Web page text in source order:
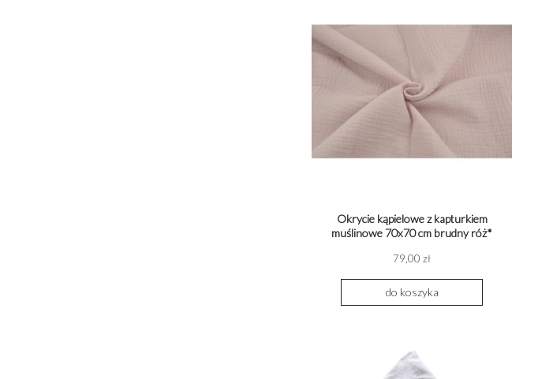
Okrycie kąpielowe z kapturkiem
muślinowe 70x70 cm brudny róż*
79,00 zł
do koszyka